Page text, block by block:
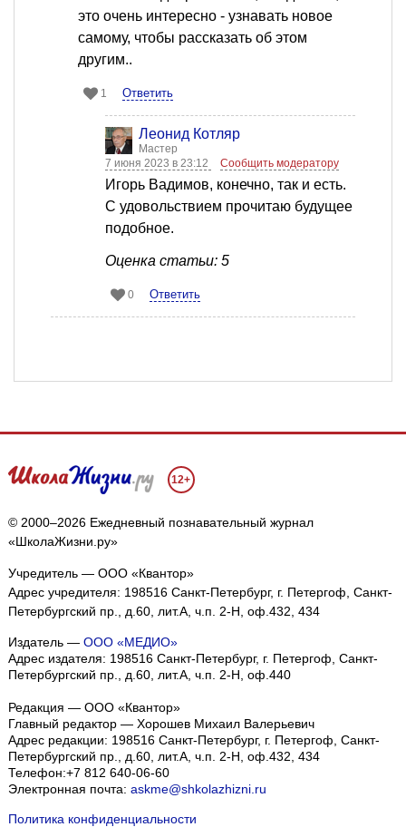
это очень интересно - узнавать новое
самому, чтобы рассказать об этом
другим..
1 Ответить
Леонид Котляр
Мастер
7 июня 2023 в 23:12
Сообщить модератору
Игорь Вадимов, конечно, так и есть.
С удовольствием прочитаю будущее
подобное.
Оценка статьи: 5
0 Ответить
12+
© 2000–2026 Ежедневный познавательный журнал
«ШколаЖизни.ру»
Учредитель — ООО «Квантор»
Адрес учредителя: 198516 Санкт-Петербург, г. Петергоф, Санкт-
Петербургский пр., д.60, лит.А, ч.п. 2-Н, оф.432, 434
Издатель — ООО «МЕДИО»
Адрес издателя: 198516 Санкт-Петербург, г. Петергоф, Санкт-
Петербургский пр., д.60, лит.А, ч.п. 2-Н, оф.440
Редакция — ООО «Квантор»
Главный редактор — Хорошев Михаил Валерьевич
Адрес редакции: 198516 Санкт-Петербург, г. Петергоф Санкт-
Петербургский пр., д.60, лит.А, ч.п. 2-Н, оф.432, 434
Телефон:+7 812 640-06-60
Электронная почта: askme@shkolazhizni.ru
Политика конфиденциальности